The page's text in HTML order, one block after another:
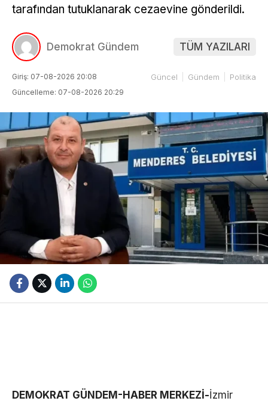
tarafından tutuklanarak cezaevine gönderildi.
Demokrat Gündem TÜM YAZILARI
Giriş: 07-08-2026 20:08
Güncelleme: 07-08-2026 20:29
Güncel Gündem Politika
DEMOKRAT GÜNDEM-HABER MERKEZİ-İzmir